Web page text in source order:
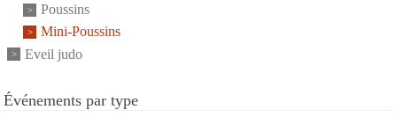
Poussins
Mini-Poussins
Eveil judo
Événements par type